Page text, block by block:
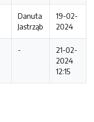
Danuta
Jastrząb
19-02-
2024
-
21-02-
2024
12:15